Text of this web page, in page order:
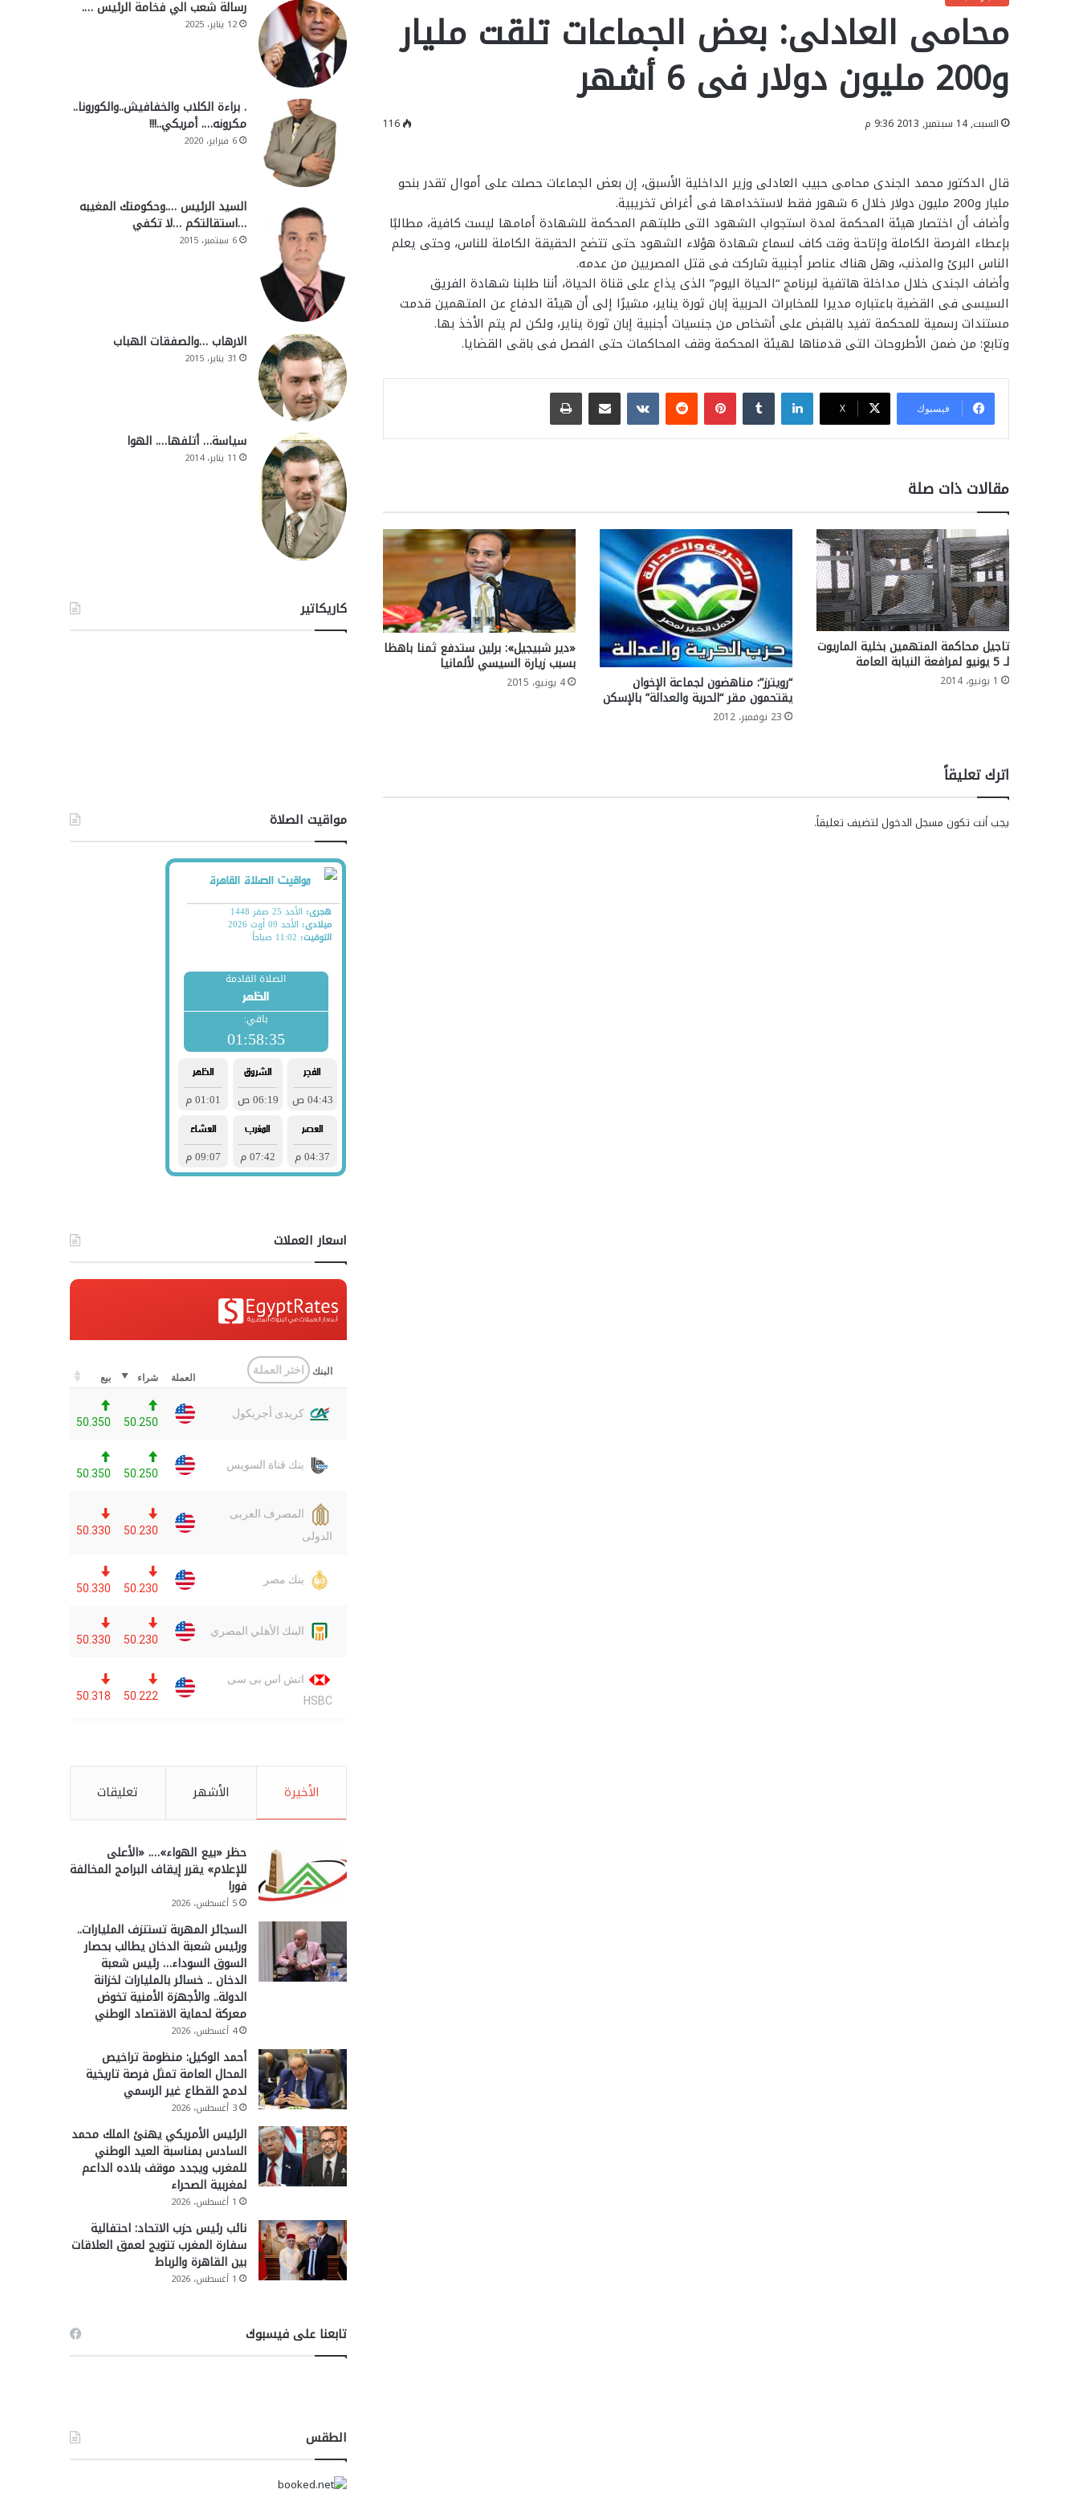
محامى العادلى: بعض الجماعات تلقت مليار
و200 مليون دولار فى 6 أشهر
السبت, 14 سبتمبر, 2013 9:36 م 116
قال الدكتور محمد الجندى محامى حبيب العادلى وزير الداخلية الأسبق، إن بعض الجماعات حصلت على أموال تقدر بنحو
مليار و200 مليون دولار خلال 6 شهور فقط لاستخدامها فى أغراض تخريبية.
وأضاف أن اختصار هيئة المحكمة لمدة استجواب الشهود التى طلبتهم المحكمة للشهادة أمامها ليست كافية، مطالبًا
بإعطاء الفرصة الكاملة وإتاحة وقت كاف لسماع شهادة هؤلاء الشهود حتى تتضح الحقيقة الكاملة للناس، وحتى يعلم
الناس البرئ والمذنب، وهل هناك عناصر أجنبية شاركت فى قتل المصريين من عدمه.
وأضاف الجندى خلال مداخلة هاتفية لبرنامج “الحياة اليوم” الذى يذاع على قناة الحياة، أننا طلبنا شهادة الفريق
السيسى فى القضية باعتباره مديرا للمخابرات الحربية إبان ثورة يناير، مشيرًا إلى أن هيئة الدفاع عن المتهمين قدمت
مستندات رسمية للمحكمة تفيد بالقبض على أشخاص من جنسيات أجنبية إبان ثورة يناير، ولكن لم يتم الأخذ بها.
وتابع: من ضمن الأطروحات التى قدمناها لهيئة المحكمة وقف المحاكمات حتى الفصل فى باقى القضايا.
فيسبوك ‫X
لينكدإن بينتيريست مشاركة عبر البريد طباعة
مقالات ذات صلة
تاجيل محاكمة المتهمين بخلية الماريوت
لـ 5 يونيو لمرافعة النيابة العامة
1 يونيو، 2014 “رويترز”: مناهضون لجماعة الإخوان
يقتحمون مقر “الحرية والعدالة” بالإسكن
23 نوفمبر، 2012
«دير شبيجيل»: برلين ستدفع ثمنا باهظا
بسبب زيارة السيسي لألمانيا
4 يونيو، 2015
اترك تعليقاً
يجب أنت تكون مسجل الدخول لتضيف تعليقاً.
رسالة شعب الي فخامة الرئيس ….
12 يناير، 2025
. براءة الكلاب والخفافيش..والكورونا..
مكرونه…. أمريكي..!!!
6 فبراير، 2020
السيد الرئيس ….وحكومتك المغيبه
…استقالتكم …لا تكفي
6 سبتمبر، 2015
الارهاب …والصفقات الهباب
31 يناير، 2015
سياسة… أتلفها…. الهوا
11 يناير، 2014
كاريكاتير
مواقيت الصلاة
اسعار العملات
الأخيرة الأشهر تعليقات
حظر «بيع الهواء»…. «الأعلى
للإعلام» يقرر إيقاف البرامج المخالفة
فورا
5 أغسطس، 2026
السجائر المهربة تستنزف المليارات..
ورئيس شعبة الدخان يطالب بحصار
السوق السوداء… رئيس شعبة
الدخان .. خسائر بالمليارات لخزانة
الدولة.. والأجهزة الأمنية تخوض
معركة لحماية الاقتصاد الوطني
4 أغسطس، 2026
أحمد الوكيل: منظومة تراخيص
المحال العامة تمثل فرصة تاريخية
لدمج القطاع غير الرسمي
3 أغسطس، 2026
الرئيس الأمريكي يهنئ الملك محمد
السادس بمناسبة العيد الوطني
للمغرب ويجدد موقف بلاده الداعم
لمغربية الصحراء
1 أغسطس، 2026
نائب رئيس حزب الاتحاد: احتفالية
سفارة المغرب تتويج لعمق العلاقات
بين القاهرة والرباط
1 أغسطس، 2026
تابعنا على فيسبوك
الطقس